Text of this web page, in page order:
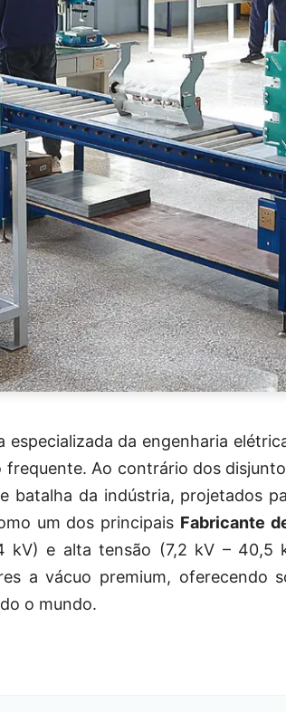
da engenharia
Ao contrário dos
batalha da indústria, projetados
um dos principais Fabricante
kV) e alta tensão (7,2 kV –
a vácuo premium, oferecendo
o mundo.